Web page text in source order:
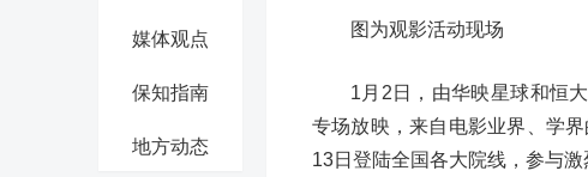
媒体观点
保知指南
地方动态
图为观影活动现场
1月2日，由华映星球和恒
专场放映，来自电影业界、学
13日登陆全国各大院线，参与激